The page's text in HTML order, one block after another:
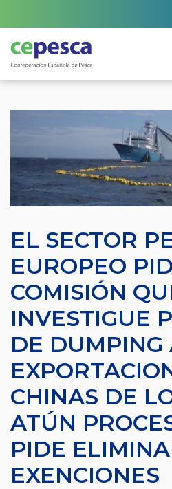
EL SECTOR
EUROPEO
COMISIÓN
INVESTIGUE
DE DUMPING
CHINAS DE
ATÚN
PIDE
EXENCIONES